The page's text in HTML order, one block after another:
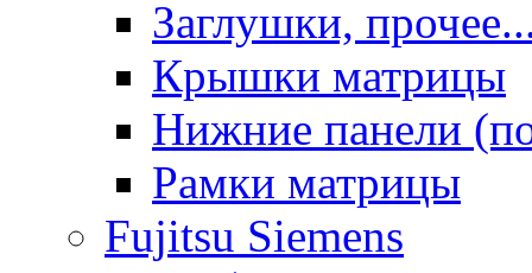
Заглушки,
Крышки матрицы
Нижние панели
Рамки матрицы
Fujitsu Siemens